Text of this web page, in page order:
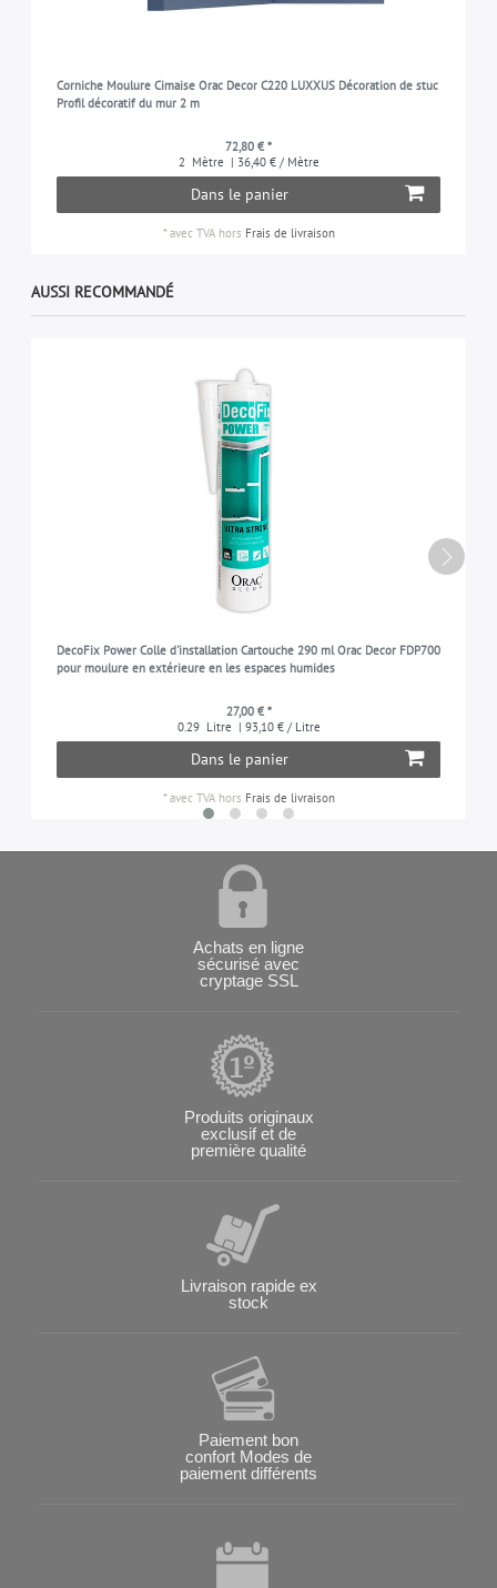
Corniche Moulure Cimaise Orac Decor C220 LUXXUS Décoration de stuc
Profil décoratif du mur 2 m
72,80 € *
2 Mètre | 36,40 € / Mètre
Dans le panier
*avec TVAhors Frais de livraison
AUSSI RECOMMANDÉ
DecoFix Power Colle d'installation Cartouche 290 ml Orac Decor FDP700
pour moulure en extérieure en les espaces humides
27,00 € *
0.29 Litre | 93,10 € / Litre
Dans le panier
*avec TVAhors Frais de livraison
Achats en ligne
sécurisé avec
cryptage SSL
Produits originaux
exclusif et de
première qualité
Livraison rapide ex
stock
Paiement bon
confort Modes de
paiement différents